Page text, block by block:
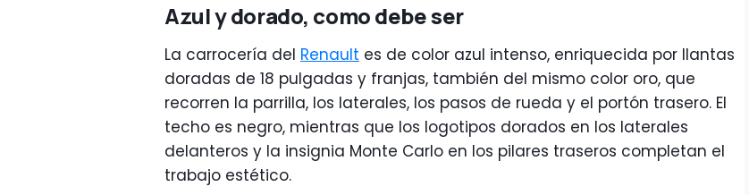
Azul y dorado, como debe ser
La carrocería del Renault es de color azul intenso, enriquecida por llantas
doradas de 18 pulgadas y franjas, también del mismo color oro, que
recorren la parrilla, los laterales, los pasos de rueda y el portón trasero. El
techo es negro, mientras que los logotipos dorados en los laterales
delanteros y la insignia Monte Carlo en los pilares traseros completan el
trabajo estético.